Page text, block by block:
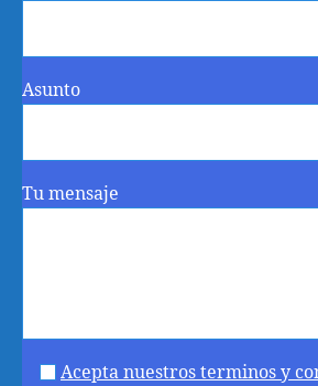
Asunto
Tu mensaje
Acepta nuestros terminos y